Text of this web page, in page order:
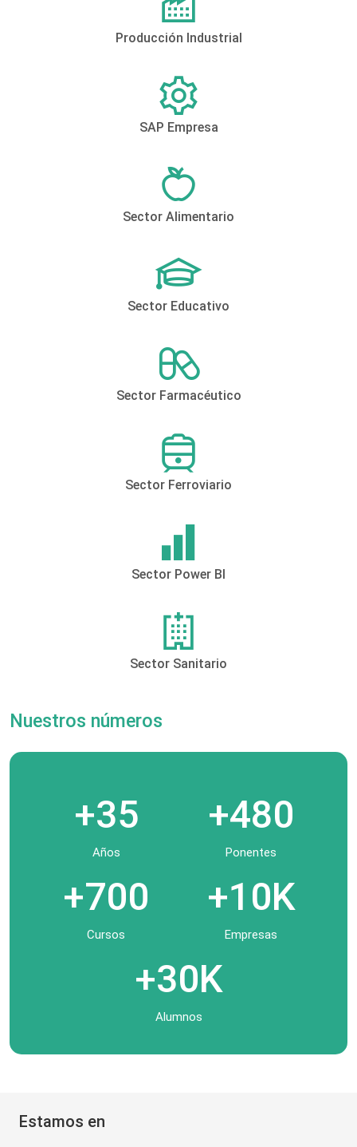
Producción Industrial
SAP Empresa
Sector Alimentario
Sector Educativo
Sector Farmacéutico
Sector Ferroviario
Sector Power BI
Sector Sanitario
Nuestros números
+35
Años
+480
Ponentes
+700
Cursos
+10K
Empresas
+30K
Alumnos
Estamos en